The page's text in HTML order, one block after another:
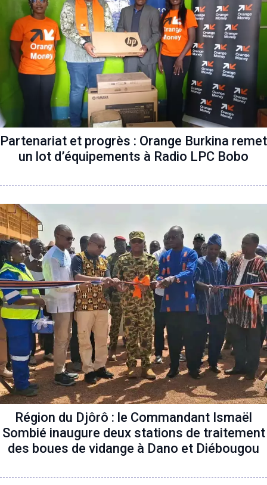
Partenariat et progrès : Orange Burkina remet
un lot d’équipements à Radio LPC Bobo
Région du Djôrô : le Commandant Ismaël
Sombié inaugure deux stations de traitement
des boues de vidange à Dano et Diébougou